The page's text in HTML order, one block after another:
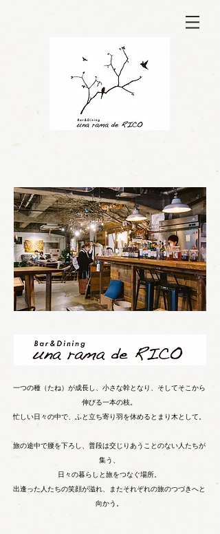
一つの種（たね）が成長し、小さな幹となり、そしてそこから
伸びる一本の枝。
忙しい日々の中で、ふと立ち寄り羽を休めるとまり木として。
旅の途中で腰を下ろし、普段は交じりあうことのない人たちが
集う、
日々の暮らしと旅をつなぐ場所。
出逢った人たちの笑顔が溢れ、またそれぞれの旅のつづきへと
向かう。